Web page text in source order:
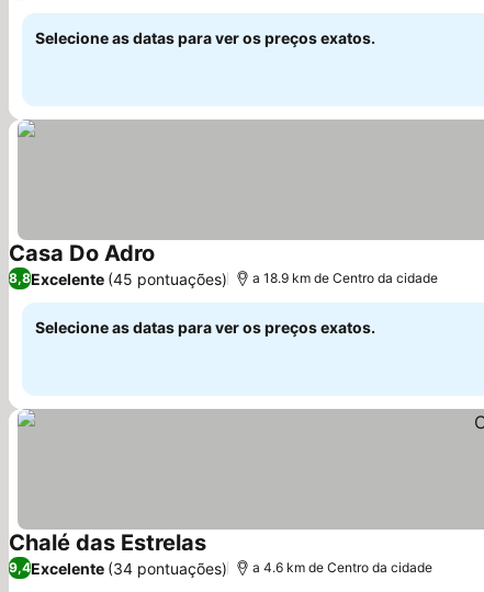
Selecione as datas para ver os preços exatos.
Casa Do Adro Ver preços
8,8Excelente (45 pontuações) a 18.9 km de Centro da cidade
Selecione as datas para ver os preços exatos.
Chalé das EstrelasVer preços
9,4Excelente (34 pontuações) a 4.6 km de Centro da cidade